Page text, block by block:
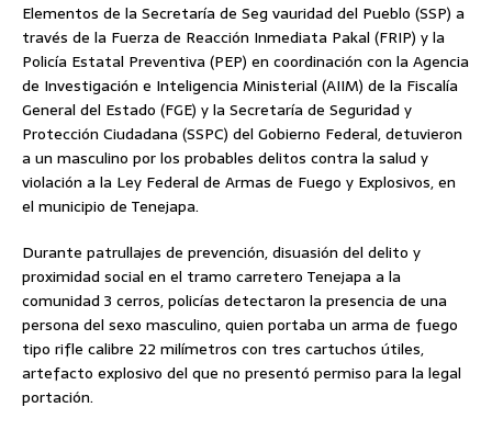
Elementos de la Secretaría de Seg vauridad del Pueblo (SSP) a
través de la Fuerza de Reacción Inmediata Pakal (FRIP) y la
Policía Estatal Preventiva (PEP) en coordinación con la Agencia
de Investigación e Inteligencia Ministerial (AIIM) de la Fiscalía
General del Estado (FGE) y la Secretaría de Seguridad y
Protección Ciudadana (SSPC) del Gobierno Federal, detuvieron
a un masculino por los probables delitos contra la salud y
violación a la Ley Federal de Armas de Fuego y Explosivos, en
el municipio de Tenejapa.
Durante patrullajes de prevención, disuasión del delito y
proximidad social en el tramo carretero Tenejapa a la
comunidad 3 cerros, policías detectaron la presencia de una
persona del sexo masculino, quien portaba un arma de fuego
tipo rifle calibre 22 milímetros con tres cartuchos útiles,
artefacto explosivo del que no presentó permiso para la legal
portación.